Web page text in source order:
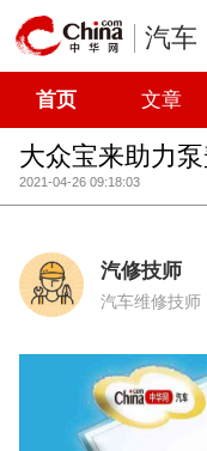
汽车
首页 文章
大众宝来助力
2021-04-26 09:18:03
汽修技师
汽车维修技师